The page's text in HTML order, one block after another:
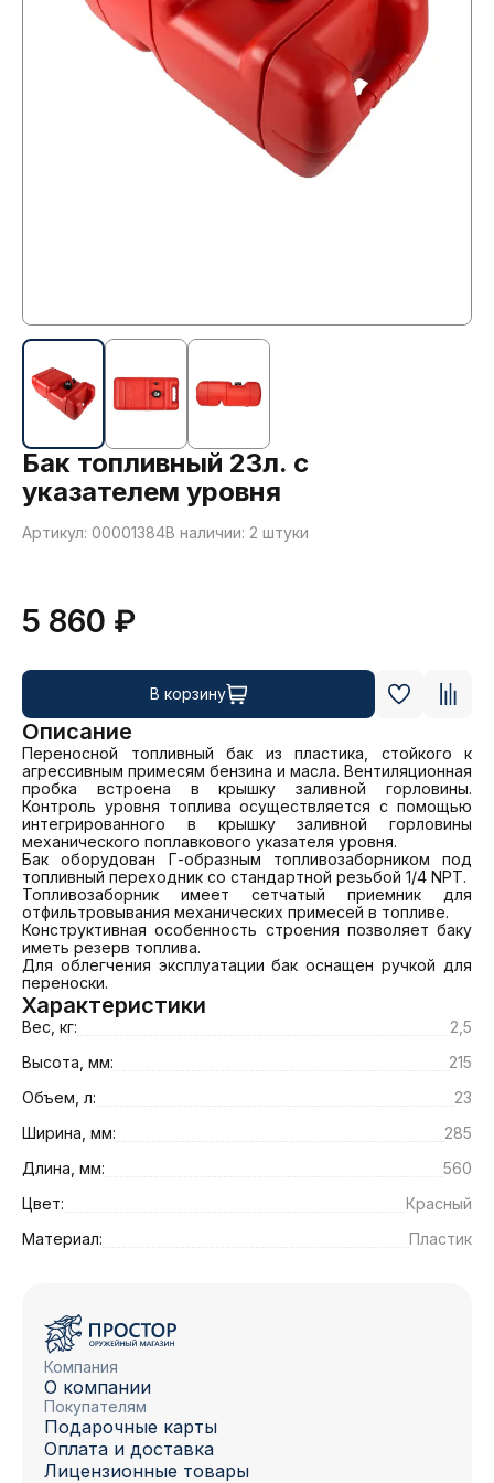
Бак топливный 23л. с
указателем уровня
Артикул: 00001384В наличии: 2 штуки
5 860 ₽
В корзину
Описание
Переносной топливный бак из пластика, стойкого к
агрессивным примесям бензина и масла. Вентиляционная
пробка встроена в крышку заливной горловины.
Контроль уровня топлива осуществляется с помощью
интегрированного в крышку заливной горловины
механического поплавкового указателя уровня.
Бак оборудован Г-образным топливозаборником под
топливный переходник со стандартной резьбой 1/4 NPT.
Топливозаборник имеет сетчатый приемник для
отфильтровывания механических примесей в топливе.
Конструктивная особенность строения позволяет баку
иметь резерв топлива.
Для облегчения эксплуатации бак оснащен ручкой для
переноски.
Характеристики
Вес, кг:
2,5
Высота, мм:
215
Объем, л:
23
Ширина, мм:
285
Длина, мм:
560
Цвет:
Красный
Материал:
Пластик
Компания
О компании
Покупателям
Подарочные карты
Оплата и доставка
Лицензионные товары